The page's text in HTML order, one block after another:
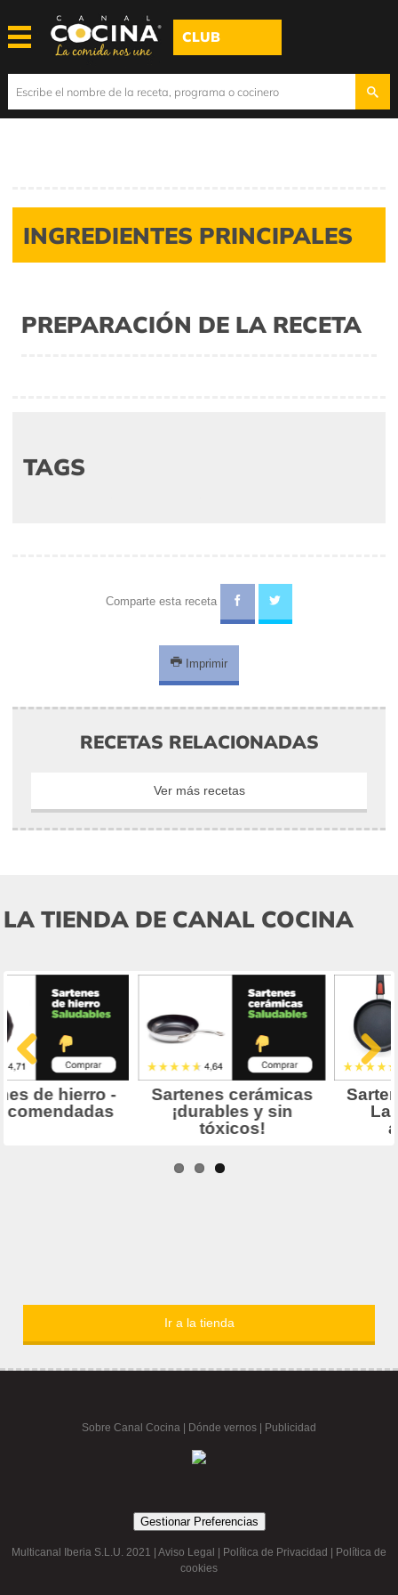
CLUB
INGREDIENTES PRINCIPALES
PREPARACIÓN DE LA RECETA
TAGS
Comparte esta receta
Imprimir
RECETAS RELACIONADAS
Ver más recetas
LA TIENDA DE CANAL COCINA
Ir a la tienda
Sobre Canal Cocina Dónde vernos | Publicidad
Gestionar Preferencias
Multicanal Iberia S.L.U. 2021 | Aviso Legal Política de Privacidad
Política de
cookies